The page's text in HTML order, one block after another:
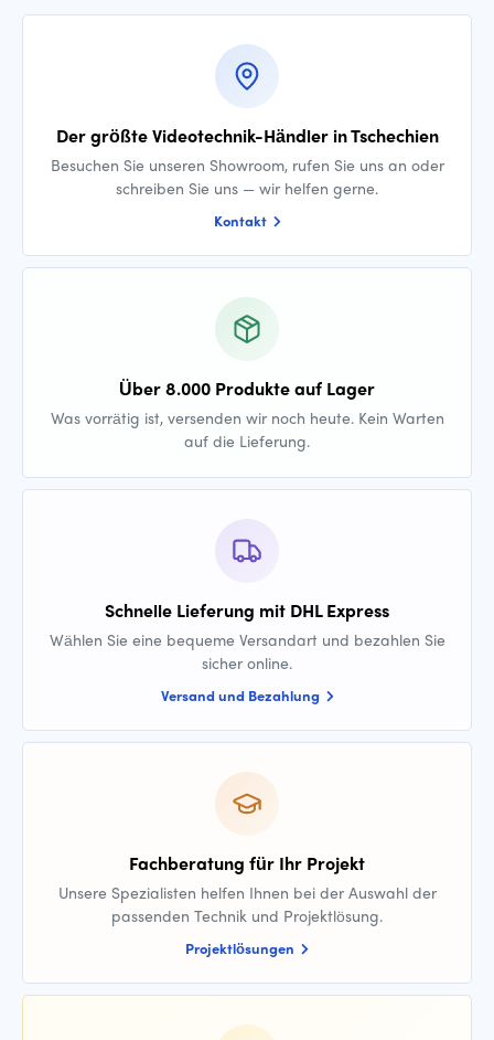
Der größte Videotechnik-Händler in Tschechien
Besuchen Sie unseren Showroom, rufen Sie uns an oder
schreiben Sie uns — wir helfen gerne.
Kontakt
Über 8.000 Produkte auf Lager
Was vorrätig ist, versenden wir noch heute. Kein Warten
auf die Lieferung.
Schnelle Lieferung mit DHL Express
Wählen Sie eine bequeme Versandart und bezahlen Sie
sicher online.
Versand und Bezahlung
Fachberatung für Ihr Projekt
Unsere Spezialisten helfen Ihnen bei der Auswahl der
passenden Technik und Projektlösung.
Projektlösungen